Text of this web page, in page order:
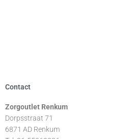
Contact
Zorgoutlet Renkum
Dorpsstraat 71
6871 AD Renkum